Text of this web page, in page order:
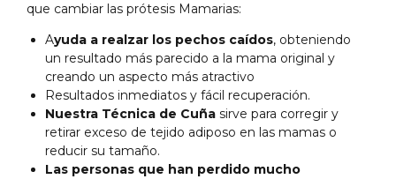
que cambiar las prótesis Mamarias:
Ayuda a realzar los pechos caídos, obteniendo
un resultado más parecido a la mama original y
creando un aspecto más atractivo
Resultados inmediatos y fácil recuperación.
Nuestra Técnica de Cuña sirve para corregir y
retirar exceso de tejido adiposo en las mamas o
reducir su tamaño.
Las personas que han perdido mucho